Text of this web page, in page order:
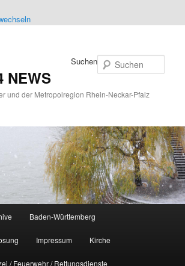
NEWS
und der Metropolregion Rhein-Neckar-Pfalz
Suchen
Baden-Württemberg
Impressum Kirche
/ Feuerwehr / Rettungsdienste